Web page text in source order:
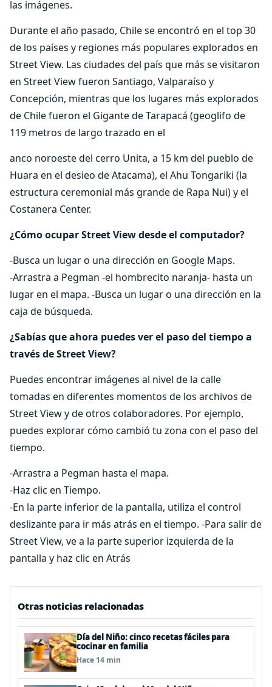
las imágenes.
Durante el año pasado, Chile se encontró en el top 30
de los países y regiones más populares explorados en
Street View. Las ciudades del país que más se visitaron
en Street View fueron Santiago, Valparaíso y
Concepción, mientras que los lugares más explorados
de Chile fueron el Gigante de Tarapacá (geoglifo de
119 metros de largo trazado en el
anco noroeste del cerro Unita, a 15 km del pueblo de
Huara en el desieo de Atacama), el Ahu Tongariki (la
estructura ceremonial más grande de Rapa Nui) y el
Costanera Center.
¿Cómo ocupar Street View desde el computador?
-Busca un lugar o una dirección en Google Maps.
-Arrastra a Pegman -el hombrecito naranja- hasta un
lugar en el mapa. -Busca un lugar o una dirección en la
caja de búsqueda.
¿Sabías que ahora puedes ver el paso del tiempo a
través de Street View?
Puedes encontrar imágenes al nivel de la calle
tomadas en diferentes momentos de los archivos de
Street View y de otros colaboradores. Por ejemplo,
puedes explorar cómo cambió tu zona con el paso del
tiempo.
-Arrastra a Pegman hasta el mapa.
-Haz clic en Tiempo.
-En la parte inferior de la pantalla, utiliza el control
deslizante para ir más atrás en el tiempo. -Para salir de
Street View, ve a la parte superior izquierda de la
pantalla y haz clic en Atrás
Otras noticias relacionadas
Día del Niño: cinco recetas fáciles para
cocinar en familia
Hace 14 min